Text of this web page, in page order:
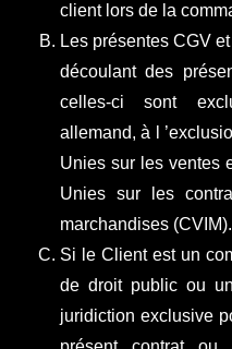
client lors de la
Les présentes CGV
découlant des
celles-ci sont
allemand, à l
Unies sur les ventes
Unies sur les
marchandises (CVIM).
Si le Client est un
de droit public ou
juridiction exclusive